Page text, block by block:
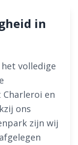
in
volledige
Charleroi en
ons
zijn wij